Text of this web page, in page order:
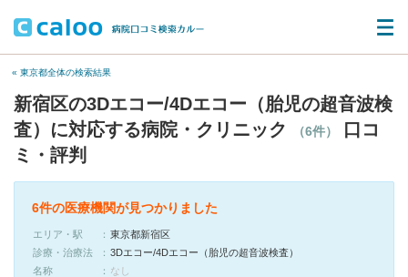
« 東京都全体の検索結果
新宿区の3Dエコー/4Dエコー（胎児の超音波検
査）に対応する病院・クリニック
（6件）
口コ
ミ・評判
6件の医療機関が見つかりました
エリア・駅
東京都新宿区
診療・治療法
3Dエコー/4Dエコー（胎児の超音波検査）
名称
なし